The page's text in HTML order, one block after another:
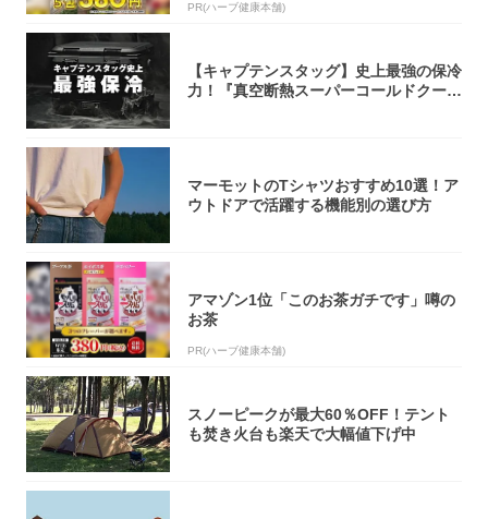
PR(ハーブ健康本舗)
【キャプテンスタッグ】史上最強の保冷
力！『真空断熱スーパーコールドクーラ
マーモットのTシャツおすすめ10選！ア
ウトドアで活躍する機能別の選び方
アマゾン1位「このお茶ガチです」噂の
お茶
PR(ハーブ健康本舗)
スノーピークが最大60％OFF！テント
も焚き火台も楽天で大幅値下げ中